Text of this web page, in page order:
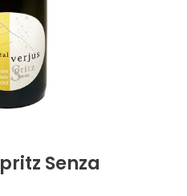
Senza